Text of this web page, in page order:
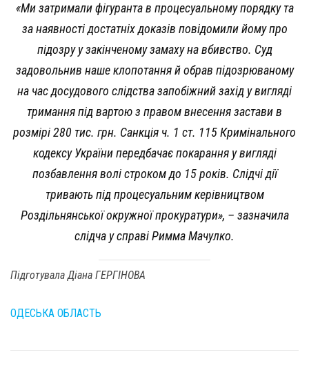
«Ми затримали фігуранта в процесуальному порядку та
за наявності достатніх доказів повідомили йому про
підозру у закінченому замаху на вбивство. Суд
задовольнив наше клопотання й обрав підозрюваному
на час досудового слідства запобіжний захід у вигляді
тримання під вартою з правом внесення застави в
розмірі 280 тис. грн. Санкція ч. 1 ст. 115 Кримінального
кодексу України передбачає покарання у вигляді
позбавлення волі строком до 15 років. Слідчі дії
тривають під процесуальним керівництвом
Роздільнянської окружної прокуратури», – зазначила
слідча у справі Римма Мачулко.
Підготувала Діана ГЕРГІНОВА
ОДЕСЬКА ОБЛАСТЬ